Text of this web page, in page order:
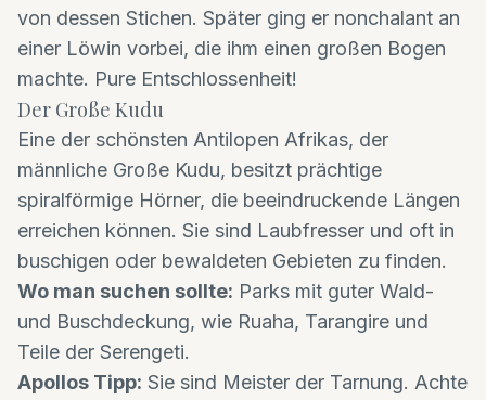
von dessen Stichen. Später ging er nonchalant an
einer Löwin vorbei, die ihm einen großen Bogen
machte. Pure Entschlossenheit!
Der Große Kudu
Eine der schönsten Antilopen Afrikas, der
männliche Große Kudu, besitzt prächtige
spiralförmige Hörner, die beeindruckende Längen
erreichen können. Sie sind Laubfresser und oft in
buschigen oder bewaldeten Gebieten zu finden.
Wo man suchen sollte: Parks mit guter Wald-
und Buschdeckung, wie Ruaha, Tarangire und
Teile der Serengeti.
Apollos Tipp: Sie sind Meister der Tarnung. Achte